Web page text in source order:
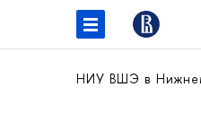
НИУ ВШЭ в